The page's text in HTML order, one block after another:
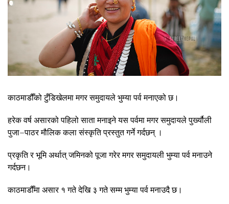
काठमाडौँको टुँडिखेलमा मगर समुदायले भुम्या पर्व मनाएको छ।
हरेक वर्ष असारको पहिलो साता मनाइने यस पर्वमा मगर समुदायले पुर्ख्यौली
पुजा–पाठर मौलिक कला संस्कृति प्रस्तुत गर्ने गर्दछन् ।
प्रकृति र भूमि अर्थात् जमिनको पूजा गरेर मगर समुदायली भुम्या पर्व मनाउने
गर्दछन।
काठमाडौँमा असार १ गते देखि ३ गते सम्म भुम्या पर्व मनाउदै छ।